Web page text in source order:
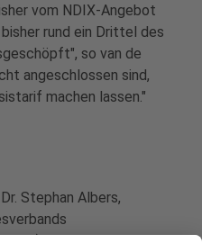
vom NDIX-Angebot
rund ein Drittel des
so van de
angeschlossen sind,
machen lassen."
Stephan Albers,
der besondere